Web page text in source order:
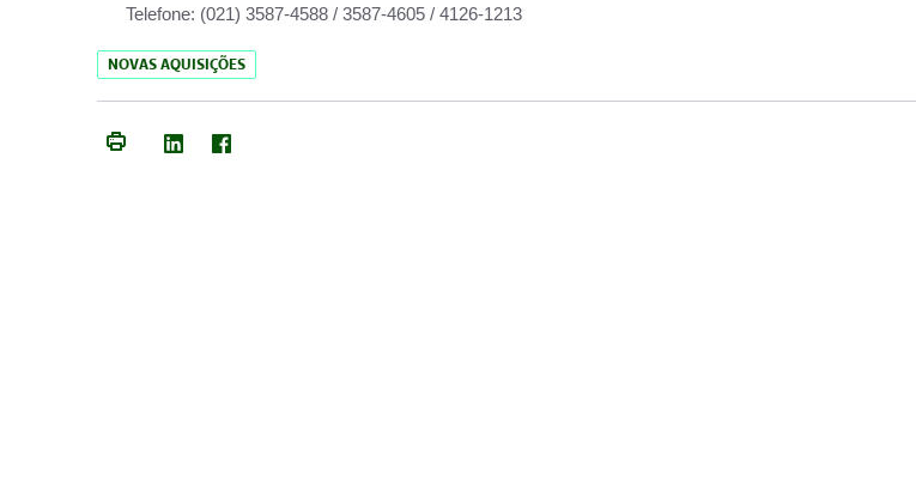
Telefone: (021) 3587-4588 / 3587-4605 / 4126-1213
NOVAS AQUISIÇÕES